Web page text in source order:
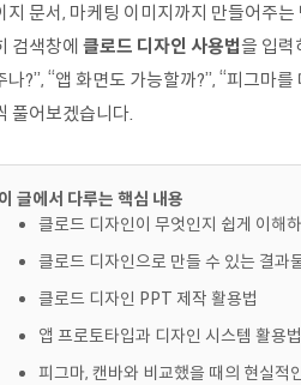
지 문서, 마케팅 이미지까지 만들어주
검색창에 클로드 디자인 사용법을 입력
나?”, “앱 화면도 가능할까?”, “피그마
풀어보겠습니다.
글에서 다루는 핵심 내용
클로드 디자인이 무엇인지 쉽게 이해
클로드 디자인으로 만들 수 있는 결과
클로드 디자인 PPT 제작 활용법
앱 프로토타입과 디자인 시스템 활용법
피그마, 캔바와 비교했을 때의 현실적